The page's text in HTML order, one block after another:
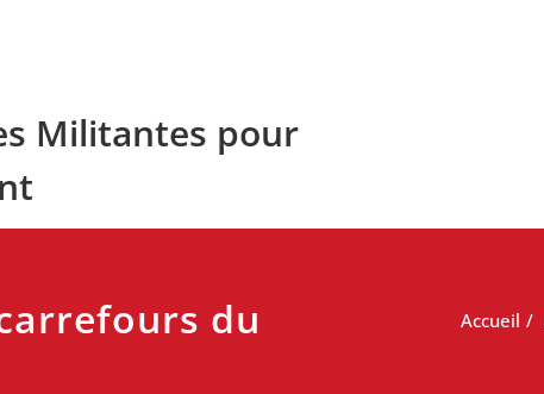
Militantes pour
du
Accueil